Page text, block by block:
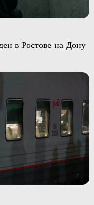
в Ростове-на-Дону